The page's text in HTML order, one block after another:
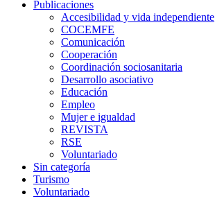
Publicaciones
Accesibilidad y vida independiente
COCEMFE
Comunicación
Cooperación
Coordinación sociosanitaria
Desarrollo asociativo
Educación
Empleo
Mujer e igualdad
REVISTA
RSE
Voluntariado
Sin categoría
Turismo
Voluntariado